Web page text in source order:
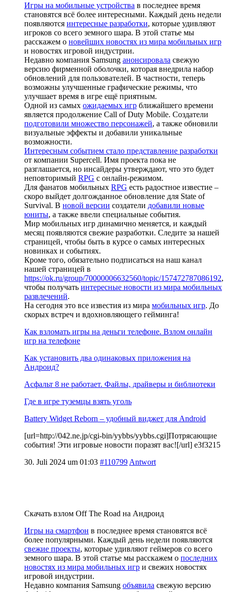
Игры на мобильные устройства в последнее время
становятся всё более интересными. Каждый день недели
появляются интересные разработки, которые удивляют
игроков со всего земного шара. В этой статье мы
расскажем о новейших новостях из мира мобильных игр
и новостях игровой индустрии.
Недавно компания Samsung анонсировала свежую
версию фирменной оболочки, которая внедрила набор
обновлений для пользователей. В частности, теперь
возможны улучшенные графические режимы, что
улучшает время в игре ещё приятным.
Одной из самых ожидаемых игр ближайшего времени
является продолжение Call of Duty Mobile. Создатели
подготовили множество персонажей, а также обновили
визуальные эффекты и добавили уникальные
возможности.
Интересным событием стало представление разработки
от компании Supercell. Имя проекта пока не
разглашается, но инсайдеры утверждают, что это будет
неповторимый RPG с онлайн-режимом.
Для фанатов мобильных RPG есть радостное известие –
скоро выйдет долгожданное обновление для State of
Survival. В новой версии создатели добавили новые
юниты, а также ввели специальные события.
Мир мобильных игр динамично меняется, и каждый
месяц появляются свежие разработки. Следите за нашей
страницей, чтобы быть в курсе о самых интересных
новинках и событиях.
Кроме того, обязательно подписаться на наш канал
нашей страницей в
https://ok.ru/group/70000006632560/topic/157472787086192,
чтобы получать интересные новости из мира мобильных
развлечений.
На сегодня это все известия из мира мобильных игр. До
скорых встреч и вдохновляющего гейминга!
Как взломать игры на деньги телефоне. Взлом онлайн
игр на телефоне
Как установить два одинаковых приложения на
Андроид?
Асфальт 8 не работает. Файлы, драйверы и библиотеки
Где в игре туземцы взять уголь
Battery Widget Reborn – удобный виджет для Android
[url=http://042.ne.jp/cgi-bin/yybbs/yybbs.cgi]Потрясающие
события! Эти игровые новости поразят вас![/url] e3f3215
30. Juli 2024 um 01:03 #110799 Antwort
Скачать взлом Off The Road на Андроид
Игры на смартфон в последнее время становятся всё
более популярными. Каждый день недели появляются
свежие проекты, которые удивляют геймеров со всего
земного шара. В этой статье мы расскажем о последних
новостях из мира мобильных игр и свежих новостях
игровой индустрии.
Недавно компания Samsung объявила свежую версию